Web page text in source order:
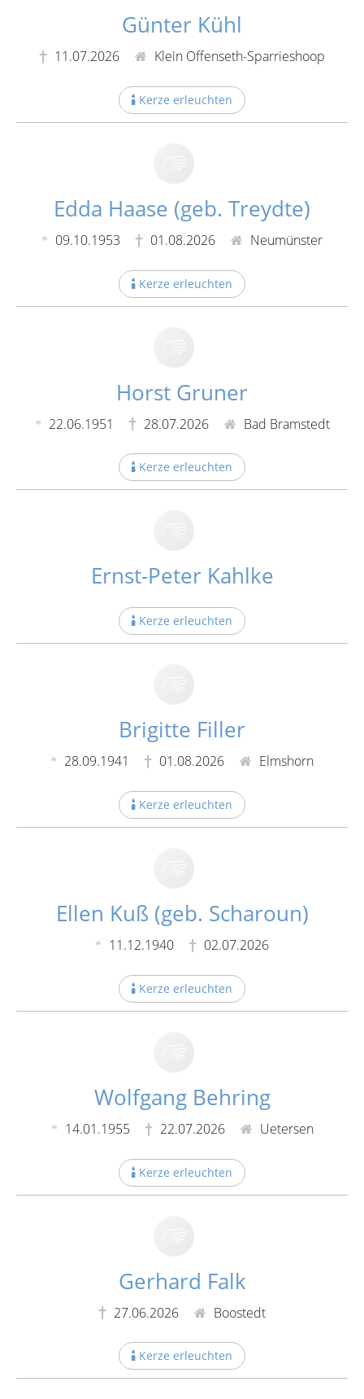
Günter Kühl
11.07.2026 Klein Offenseth-Sparrieshoop
Kerze erleuchten
Edda Haase (geb. Treydte)
09.10.1953 01.08.2026 Neumünster
Kerze erleuchten
Horst Gruner
22.06.1951 28.07.2026 Bad Bramstedt
Kerze erleuchten
Ernst-Peter Kahlke
Kerze erleuchten
Brigitte Filler
28.09.1941 01.08.2026 Elmshorn
Kerze erleuchten
Ellen Kuß (geb. Scharoun)
11.12.1940 02.07.2026
Kerze erleuchten
Wolfgang Behring
14.01.1955 22.07.2026 Uetersen
Kerze erleuchten
Gerhard Falk
27.06.2026 Boostedt
Kerze erleuchten